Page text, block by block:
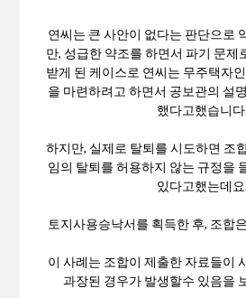
연씨는 큰 사안이 없다는 판단으로
만, 성급한 약조를 하면서 파기 문제
받게 된 케이스로 연씨는 무주택자
을 마련하려고 하면서 공보관의 설
했다고했습니
하지만, 실제로 탈퇴를 시도하면 조
임의 탈퇴를 허용하지 않는 규정을
있다고했는데
토지사용승낙서를 획득한 후, 조합
이 사례는 조합이 제출한 자료들이
과장된 경우가 발생할수 있음을